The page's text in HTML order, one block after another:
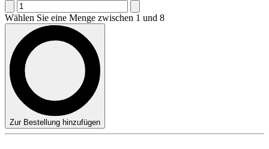
Wählen Sie eine Menge zwischen 1 und 8
Zur Bestellung hinzufügen